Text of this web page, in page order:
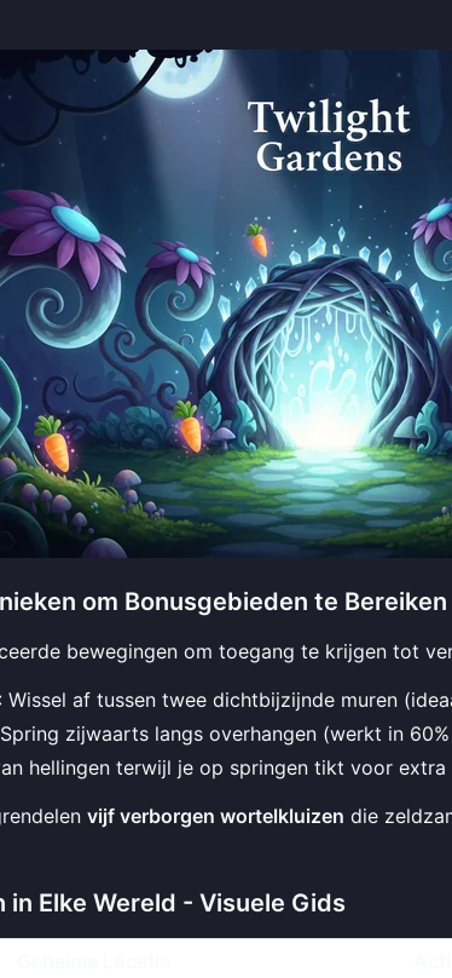
om Bonusgebieden te Bereiken
bewegingen om toegang te krijgen tot
: Wissel af tussen twee dichtbijzijnde muren
zijwaarts langs overhangen (werkt in
hellingen terwijl je op springen tikt voor
vijf verborgen wortelkluizen die
in Elke Wereld - Visuele Gids